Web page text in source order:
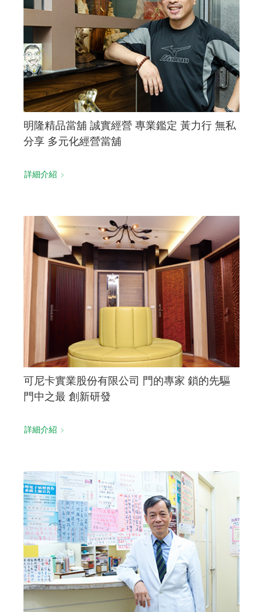
明隆精品當舖 誠實經營 專業鑑定 黃力行 無私
分享 多元化經營當舖
詳細介紹
可尼卡實業股份有限公司 門的專家 鎖的先驅
門中之最 創新研發
詳細介紹